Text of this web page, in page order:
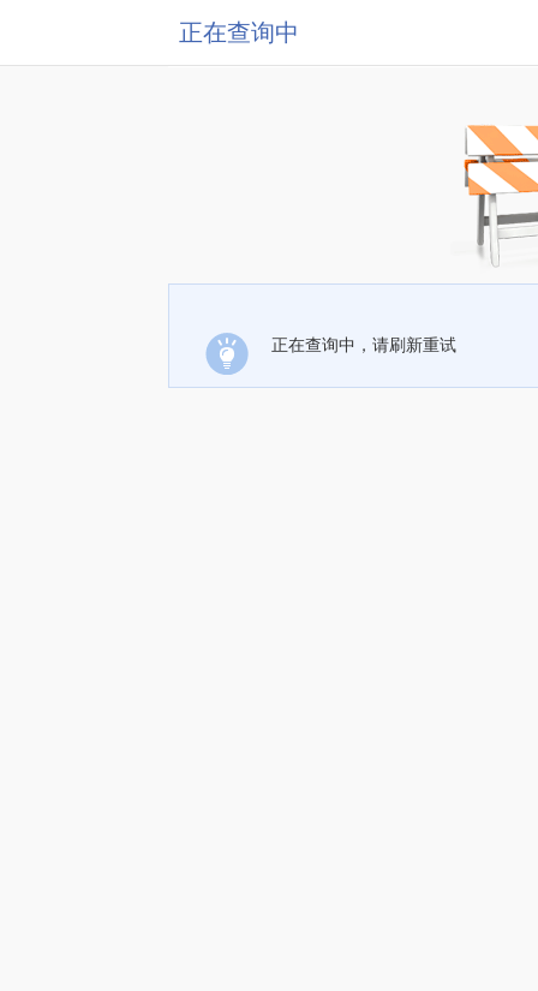
正在查询中
正在查询中，请刷新重试